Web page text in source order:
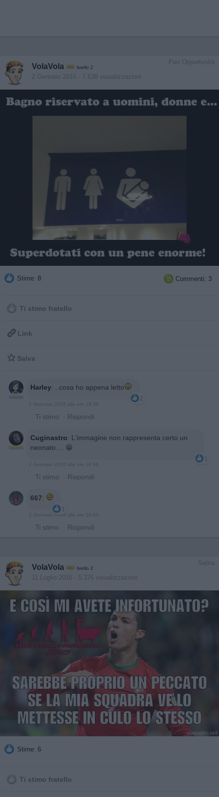
Pari Opportunità
VolaVola livello 2
2 Gennaio 2016 - 7.638 visualizzazioni
Stime: 8  Commenti: 3
Ti stimo fratello
 Link
 Salva
Harley: ..cosa ho appena letto
2
2 Gennaio 2016 alle ore 18:36
· Ti stimo · Rispondi
Cuginastro: L'immagine non rappresenta certo un
neonato.... 😁
1
2 Gennaio 2016 alle ore 18:39
· Ti stimo · Rispondi
667:
1
2 Gennaio 2016 alle ore 18:43
· Ti stimo · Rispondi
Satira
VolaVola livello 2
11 Luglio 2016 - 5.376 visualizzazioni
Stime: 6
Ti stimo fratello